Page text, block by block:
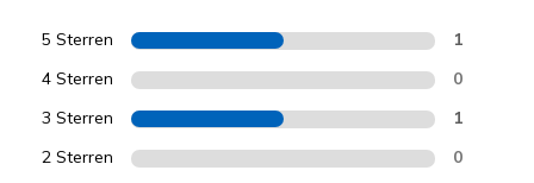
5 Sterren 1
4 Sterren 0
3 Sterren 1
2 Sterren 0